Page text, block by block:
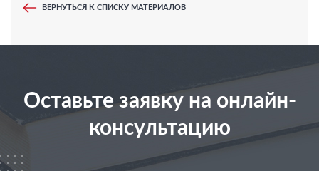
ВЕРНУТЬСЯ К СПИСКУ МАТЕРИАЛОВ
Оставьте заявку на онлайн-
консультацию